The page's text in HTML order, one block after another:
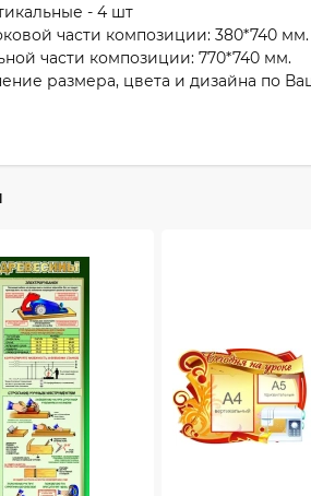
- 4 шт
части композиции: 380*740 мм.
части композиции: 770*740 мм.
размера, цвета и дизайна по